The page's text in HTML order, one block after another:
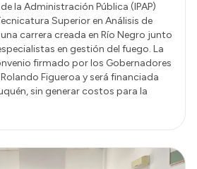
la Administración Pública (IPAP)
Superior en Análisis de
carrera creada en Río Negro junto
en gestión del fuego. La
firmado por los Gobernadores
Figueroa y será financiada
sin generar costos para la